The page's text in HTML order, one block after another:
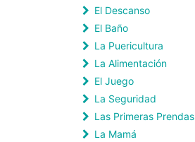
El Descanso
El Baño
La Puericultura
La Alimentación
El Juego
La Seguridad
Las Primeras Prendas
La Mamá